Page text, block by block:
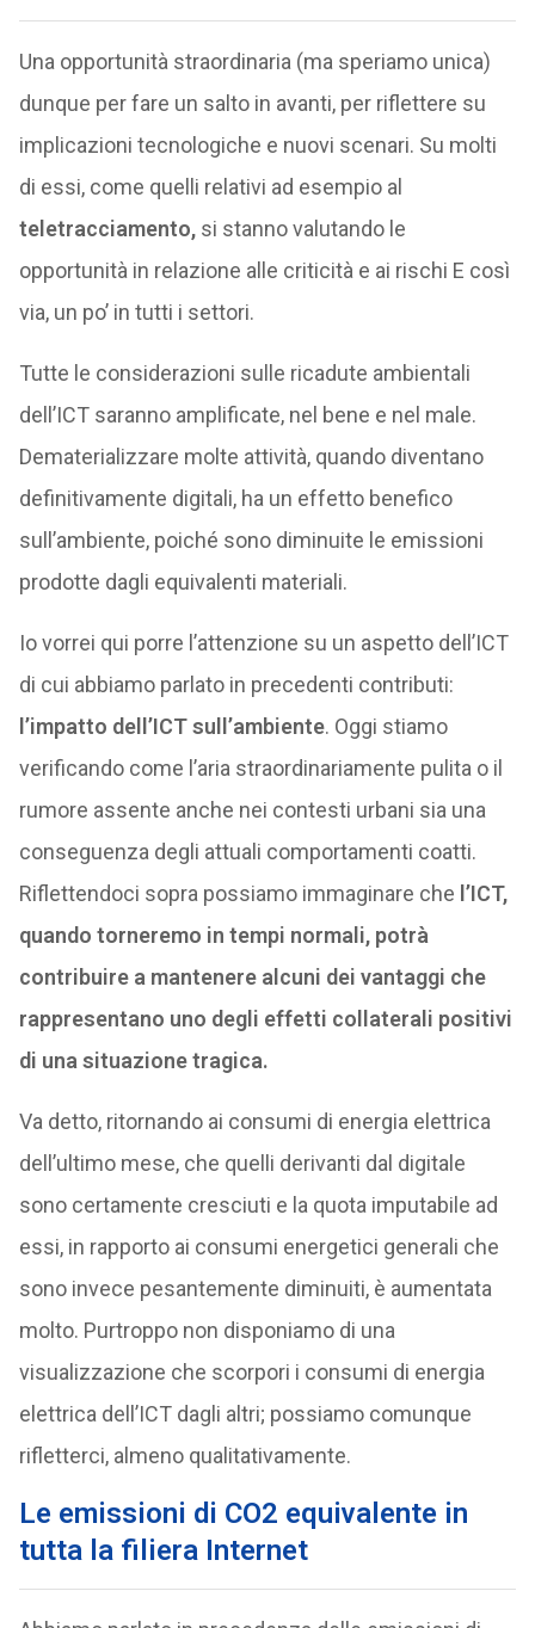
Una opportunità straordinaria (ma speriamo unica)
dunque per fare un salto in avanti, per riflettere su
implicazioni tecnologiche e nuovi scenari. Su molti
di essi, come quelli relativi ad esempio al
teletracciamento,si stanno valutando le
opportunità in relazione alle criticità e ai rischi E così
via, un po’ in tutti i settori.
Tutte le considerazioni sulle ricadute ambientali
dell’ICT saranno amplificate, nel bene e nel male.
Dematerializzare molte attività, quando diventano
definitivamente digitali, ha un effetto benefico
sull’ambiente, poiché sono diminuite le emissioni
prodotte dagli equivalenti materiali.
Io vorrei qui porre l’attenzione su un aspetto dell’ICT
di cui abbiamo parlato in precedenti contributi:
l’impatto dell’ICT sull’ambiente. Oggi stiamo
verificando come l’aria straordinariamente pulita o il
rumore assente anche nei contesti urbani sia una
conseguenza degli attuali comportamenti coatti.
Riflettendoci sopra possiamo immaginare che l’ICT,
quando torneremo in tempi normali, potrà
contribuire a mantenere alcuni dei vantaggi che
rappresentano uno degli effetti collaterali positivi
di una situazione tragica.
Va detto, ritornando ai consumi di energia elettrica
dell’ultimo mese, che quelli derivanti dal digitale
sono certamente cresciuti e la quota imputabile ad
essi, in rapporto ai consumi energetici generali che
sono invece pesantemente diminuiti, è aumentata
molto. Purtroppo non disponiamo di una
visualizzazione che scorpori i consumi di energia
elettrica dell’ICT dagli altri; possiamo comunque
rifletterci, almeno qualitativamente.
Le emissioni di CO2 equivalente in
tutta la filiera Internet